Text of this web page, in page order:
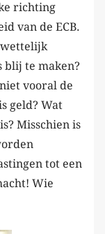
richting
van de ECB.
wettelijk
blij te maken?
vooral de
geld? Wat
Misschien is
tot een
Wie